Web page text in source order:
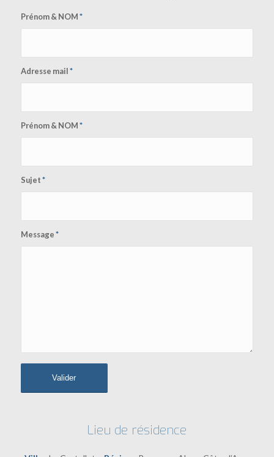
Prénom & NOM*
Adresse mail*
Prénom & NOM*
Sujet*
Message*
Lieu de résidence